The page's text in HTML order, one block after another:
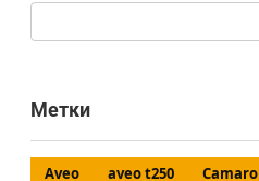
Метки
Aveo aveo t250
Camaro